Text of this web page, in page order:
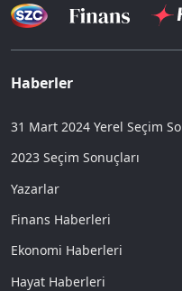
Haberler
31 Mart 2024 Yerel Seçim
2023 Seçim Sonuçları
Yazarlar
Finans Haberleri
Ekonomi Haberleri
Hayat Haberleri